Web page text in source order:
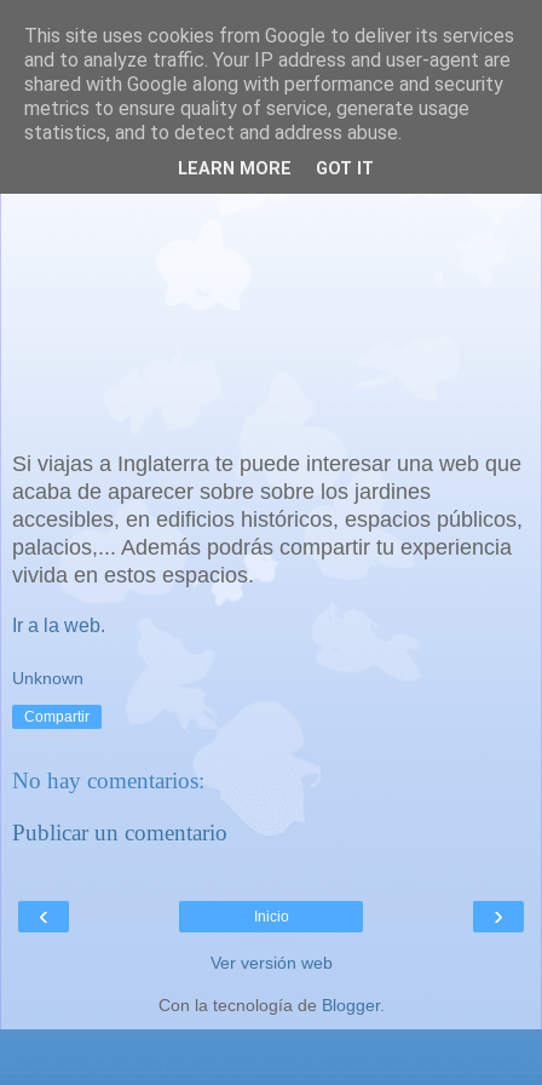
Jardines accesibles para visitar
Si viajas a Inglaterra te puede interesar una web que
acaba de aparecer sobre sobre los jardines
accesibles, en edificios históricos, espacios públicos,
palacios,... Además podrás compartir tu experiencia
vivida en estos espacios.
Ir a la web.
Unknown
Compartir
No hay comentarios:
Publicar un comentario
‹ ›
Inicio
Ver versión web
Con la tecnología de Blogger.
This site uses cookies from Google to deliver its services
and to analyze traffic. Your IP address and user-agent are
shared with Google along with performance and security
metrics to ensure quality of service, generate usage
statistics, and to detect and address abuse.
LEARN MORE GOT IT